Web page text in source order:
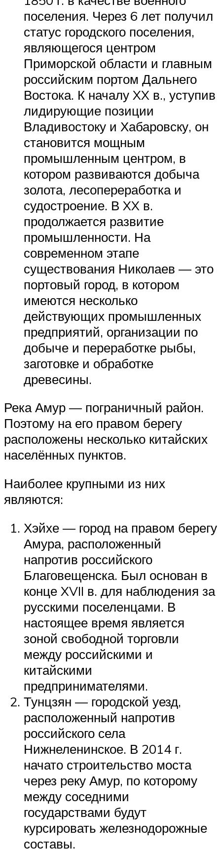
поселения. Через 6 лет получил
статус городского поселения,
являющегося центром
Приморской области и главным
российским портом Дальнего
Востока. К началу XX в., уступив
лидирующие позиции
Владивостоку и Хабаровску, он
становится мощным
промышленным центром, в
котором развиваются добыча
золота, лесопереработка и
судостроение. В XX в.
продолжается развитие
промышленности. На
современном этапе
существования Николаев — это
портовый город, в котором
имеются несколько
действующих промышленных
предприятий, организации по
добыче и переработке рыбы,
заготовке и обработке
древесины.
Река Амур — пограничный район.
Поэтому на его правом берегу
расположены несколько китайских
населённых пунктов.
Наиболее крупными из них
являются:
Хэйхе — город на правом берегу
Амура, расположенный
напротив российского
Благовещенска. Был основан в
конце XVII в. для наблюдения за
русскими поселенцами. В
настоящее время является
зоной свободной торговли
между российскими и
китайскими
предпринимателями.
Тунцзян — городской уезд,
расположенный напротив
российского села
Нижнеленинское. В 2014 г.
начато строительство моста
через реку Амур, по которому
между соседними
государствами будут
курсировать железнодорожные
составы.